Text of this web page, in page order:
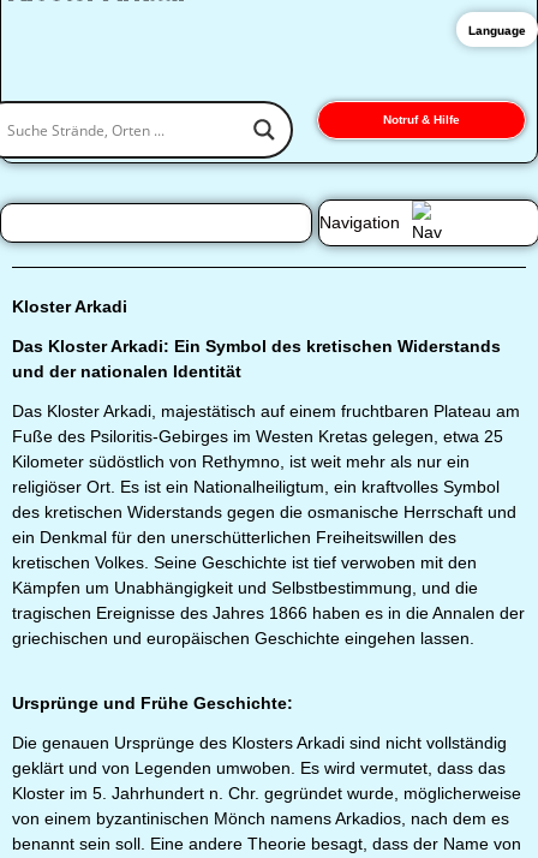
Notruf & Hilfe
Navigation
Kloster Arkadi
Das Kloster Arkadi: Ein Symbol des kretischen Widerstands
und der nationalen Identität
Das Kloster Arkadi, majestätisch auf einem fruchtbaren Plateau am
Fuße des Psiloritis-Gebirges im Westen Kretas gelegen, etwa 25
Kilometer südöstlich von Rethymno, ist weit mehr als nur ein
religiöser Ort. Es ist ein Nationalheiligtum, ein kraftvolles Symbol
des kretischen Widerstands gegen die osmanische Herrschaft und
ein Denkmal für den unerschütterlichen Freiheitswillen des
kretischen Volkes. Seine Geschichte ist tief verwoben mit den
Kämpfen um Unabhängigkeit und Selbstbestimmung, und die
tragischen Ereignisse des Jahres 1866 haben es in die Annalen der
griechischen und europäischen Geschichte eingehen lassen.
Ursprünge und Frühe Geschichte:
Die genauen Ursprünge des Klosters Arkadi sind nicht vollständig
geklärt und von Legenden umwoben. Es wird vermutet, dass das
Kloster im 5. Jahrhundert n. Chr. gegründet wurde, möglicherweise
von einem byzantinischen Mönch namens Arkadios, nach dem es
benannt sein soll. Eine andere Theorie besagt, dass der Name von
Language